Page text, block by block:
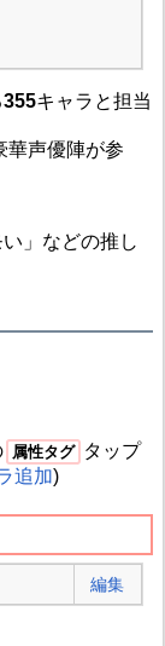
355キャラと担当
華声優陣が参
」などの推し
属性タグ
タップ
追加)
編集